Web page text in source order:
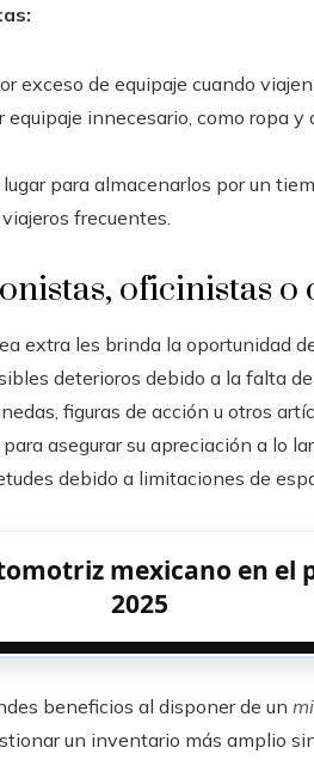
exceso de equipaje cuando viajen.
equipaje innecesario, como ropa y
para almacenarlos por un
frecuentes.
oficinistas o
extra les brinda la oportunidad
deterioros debido a la falta
figuras de acción u otros
asegurar su apreciación a lo
debido a limitaciones de
mexicano en
2025
beneficios al disponer de un
un inventario más amplio